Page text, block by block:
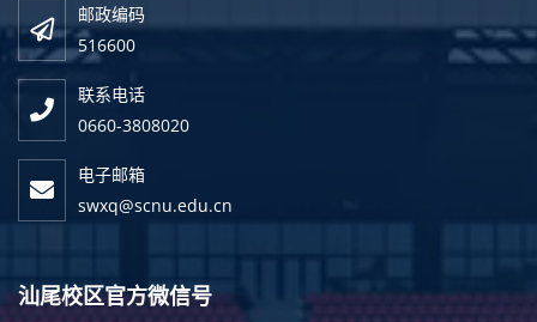
邮政编码
516600
联系电话
0660-3808020
电子邮箱
swxq@scnu.edu.cn
汕尾校区官方微信号